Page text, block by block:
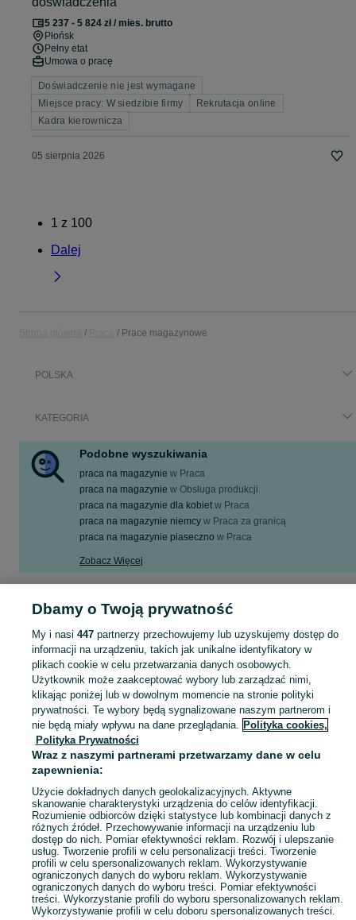
5 237 - 5 824 zł / mies. brutto
Płońsk
Pełny etat
Umowa o pracę
Doświadczenie nie jest wymagane
Miejsce pracy: W siedzibie firmy
Rekrutacja online
Kadra kierownicza
05 sierpnia 2026
1 z 100
Dalej
Prace magazynowe
POLSKA
KATEGORIA
Podobne wyszukiwania
praca na magazynie w Praca
praca na magazynie w Obsługa produkcji
praca na magazynie dla kobiet w Praca
praca na magazynie niemcy w Praca za granicą
praca na magazynie piaseczno w Praca
Zobacz Więcej
Mapa kategorii
Mapa miejscowości
Mapa ministron
Popularne wyszukiwania
Dbamy o Twoją prywatność
My i nasi 447partnerzy przechowujemy lub uzyskujemy dostęp do
informacji na urządzeniu, takich jak unikalne identyfikatory w
plikach cookie w celu przetwarzania danych osobowych.
Użytkownik może zaakceptować wybory lub zarządzać nimi,
klikając poniżej lub w dowolnym momencie na stronie polityki
prywatności. Te wybory będą sygnalizowane naszym partnerom i
nie będą miały wpływu na dane przeglądania. Polityka cookies,
Polityka Prywatności
Wraz z naszymi partnerami przetwarzamy dane w celu
zapewnienia:
Użycie dokładnych danych geolokalizacyjnych. Aktywne
skanowanie charakterystyki urządzenia do celów identyfikacji.
Rozumienie odbiorców dzięki statystyce lub kombinacji danych z
różnych źródeł. Przechowywanie informacji na urządzeniu lub
dostęp do nich. Pomiar efektywności reklam. Rozwój i ulepszanie
usług. Tworzenie profili w celu personalizacji treści. Tworzenie
profili w celu spersonalizowanych reklam. Wykorzystywanie
ograniczonych danych do wyboru reklam. Wykorzystywanie
ograniczonych danych do wyboru treści. Pomiar efektywności
treści. Wykorzystanie profili do wyboru spersonalizowanych reklam.
Wykorzystywanie profili w celu doboru spersonalizowanych treści.